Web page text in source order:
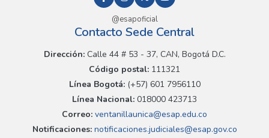
@esapoficial
Contacto Sede Central
Dirección:Calle 44 # 53 - 37, CAN, Bogotá D.C.
Código postal: 111321
Línea Bogotá:(+57) 601 7956110
Línea Nacional: 018000 423713
Correo: ventanillaunica@esap.edu.co
Notificaciones:notificaciones.judiciales@esap.gov.co